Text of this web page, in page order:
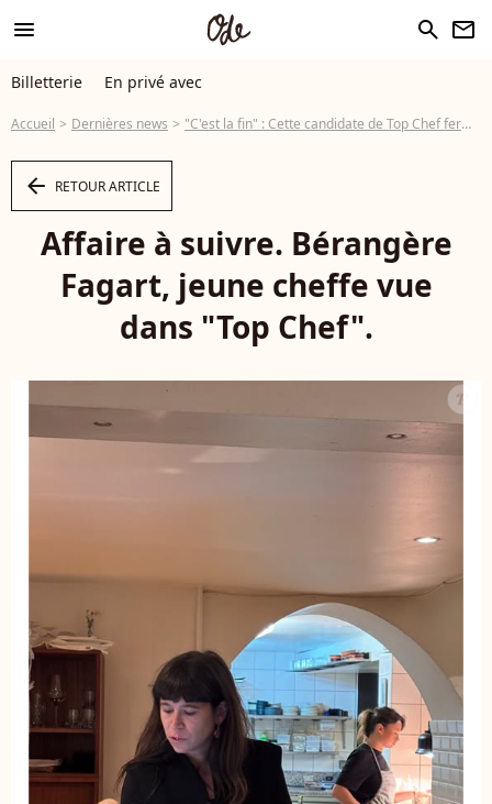
menu search newsletter
Billetterie En privé avec
Accueil Dernières news "C'est la fin" : Cette candidate de Top Chef ferme son restaurant après 6 ans de bons et loyaux services
arrow_left RETOUR ARTICLE
Affaire à suivre. Bérangère
Fagart, jeune cheffe vue
dans "Top Chef".